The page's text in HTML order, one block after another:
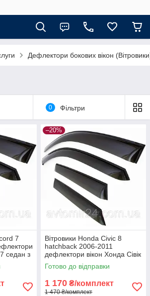
Дефлектори бокових вікон
0 Фільтри
7
седан з
–20%
Вітровики Honda Civic 8
hatchback 2006-2011
дефлектори вікон Хонда Сівік
8 хетчбек з 2006 (комплект
4шт)
Готово до відправки
1 170 ₴/комплект
1 470 ₴/комплект